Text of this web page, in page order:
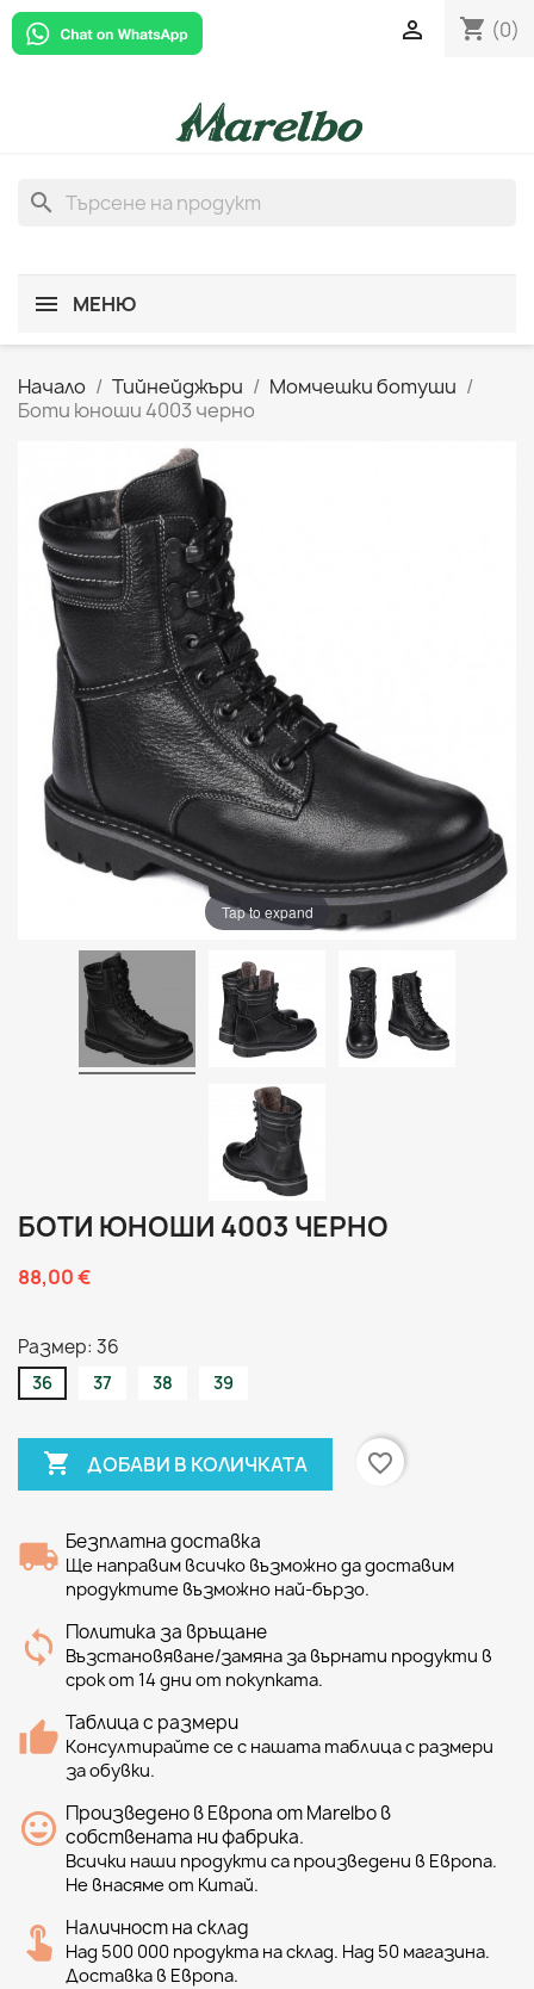
shopping_cart (0)

search
МЕНЮ
Начало Тийнейджъри
Момчешки ботуши
Боти юноши 4003 черно
Tap to expand
БОТИ ЮНОШИ 4003 ЧЕРНО
88,00 €
Размер: 36
36 37 38 39
 ДОБАВИ В КОЛИЧКАТА favorite_border
Безплатна доставка
Ще направим всичко възможно да доставим
продуктите възможно най-бързо.
Политика за връщане
Възстановяване/замяна за върнати продукти в
срок от 14 дни от покупката.
Таблица с размери
Консултирайте се с нашата таблица с размери
за обувки.
Произведено в Европа от Marelbo в
собствената ни фабрика.
Всички наши продукти са произведени в Европа.
Не внасяме от Китай.
Наличност на склад
Над 500 000 продукта на склад. Над 50 магазина.
Доставка в Европа.